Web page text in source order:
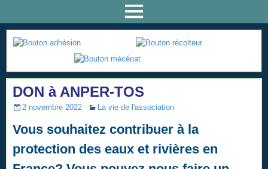
DON à ANPER-TOS
2 novembre 2022 La vie de l'association
Vous souhaitez contribuer à la
protection des eaux et rivières en